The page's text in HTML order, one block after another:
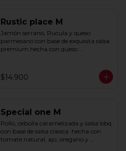
Rustic place M
Jamón serrano, Rucula y queso
parmesano con base de exquisita salsa
premium hecha con queso
$14.900
Special one M
Pollo, cebolla caramelizada y salsa bbq
con base de salsa clasica  hecha con
tomate natural, ajo, oregano y